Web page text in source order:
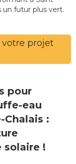
un futur plus vert.
votre projet
pour
eau
Chalais :
solaire !